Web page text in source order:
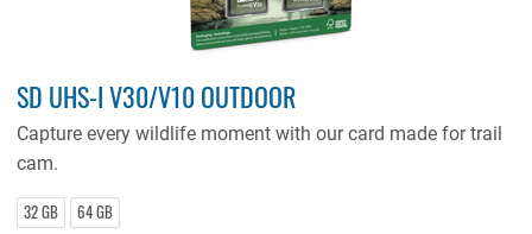
SD UHS-I V30/V10 OUTDOOR
Capture every wildlife moment with our card made for trail
cam.
32 GB 64 GB